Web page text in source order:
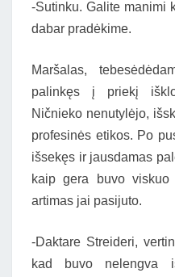
-Sutinku. Galite manimi
dabar pradėkime.
Maršalas,
palinkęs į priekį
Ničnieko nenutylėjo,
profesinės etikos. Po
išsekęs ir jausdamas
kaip gera buvo
artimas jai pasijuto.
-Daktare Streideri,
kad buvo nelengva